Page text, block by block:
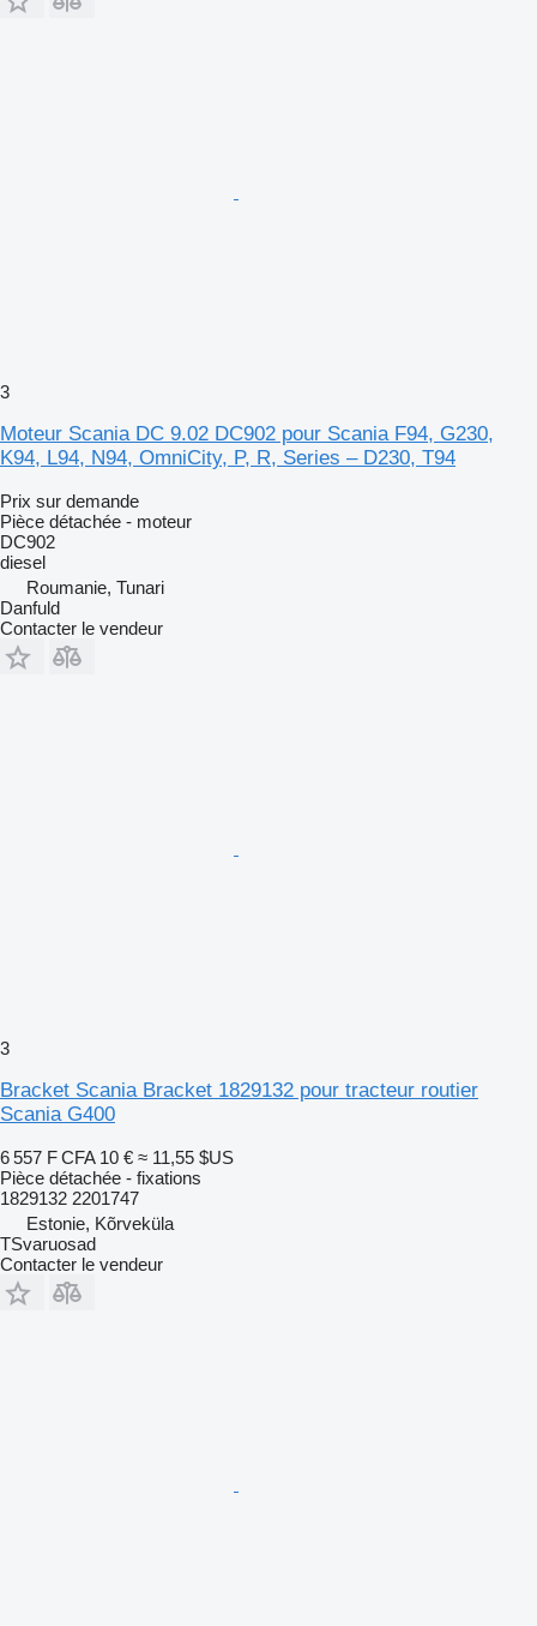
3
Moteur Scania DC 9.02 DC902 pour Scania F94, G230,
K94, L94, N94, OmniCity, P, R, Series – D230, T94
Prix sur demande
Pièce détachée - moteur
DC902
diesel
Roumanie, Tunari
Danfuld
Contacter le vendeur
3
Bracket Scania Bracket 1829132 pour tracteur routier
Scania G400
6 557 F CFA 10 € ≈ 11,55 $US
Pièce détachée - fixations
1829132 2201747
Estonie, Kõrveküla
TSvaruosad
Contacter le vendeur